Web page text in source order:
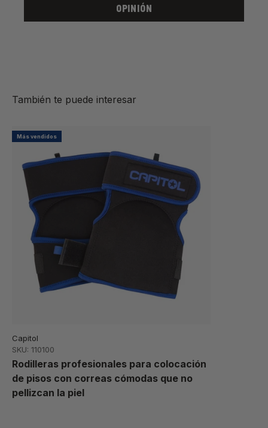
OPINIÓN
Más vendidos
Capitol
SKU: 110100
Rodilleras profesionales para colocación
de pisos con correas cómodas que no
pellizcan la piel